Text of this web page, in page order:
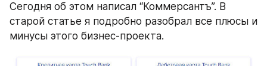
Сегодня об этом написал “Коммерсантъ”. В
старой статье я подробно разобрал все плюсы и
минусы этого бизнес-проекта.